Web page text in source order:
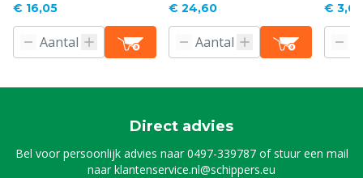
€ 16,05 € 24,60 € 3,68
Direct advies
Bel voor persoonlijk advies naar0497-339787of stuur een mail
naarklantenservice.nl@schippers.eu